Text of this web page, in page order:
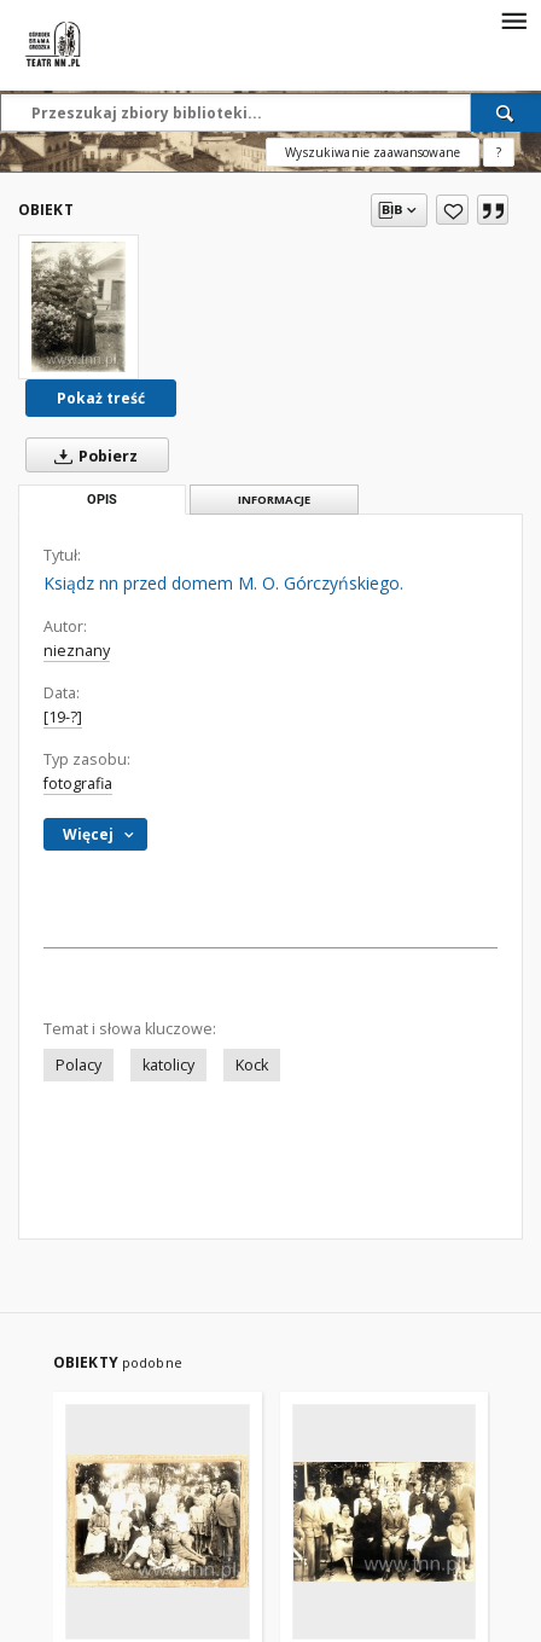
Wyszukiwanie zaawansowane ?
OBIEKT
Pokaż treść
Pobierz
OPIS INFORMACJE
Tytuł:
Ksiądz nn przed domem M. O. Górczyńskiego.
Autor:
nieznany
Data:
[19-?]
Typ zasobu:
fotografia
Więcej
Temat i słowa kluczowe:
Polacy
katolicy Kock
OBIEKTY podobne